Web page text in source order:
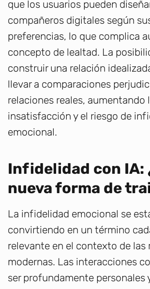
que los usuarios pueden
compañeros digitales según
preferencias, lo que complica
concepto de lealtad. La
construir una relación
llevar a comparaciones
relaciones reales, aumentando
insatisfacción y el riesgo de
emocional.
Infidelidad con IA:
nueva forma de
La infidelidad emocional se
convirtiendo en un término
relevante en el contexto de las
modernas. Las interacciones
ser profundamente personales